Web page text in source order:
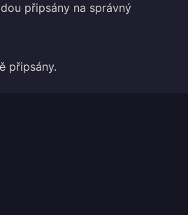
připsány na správný
připsány.